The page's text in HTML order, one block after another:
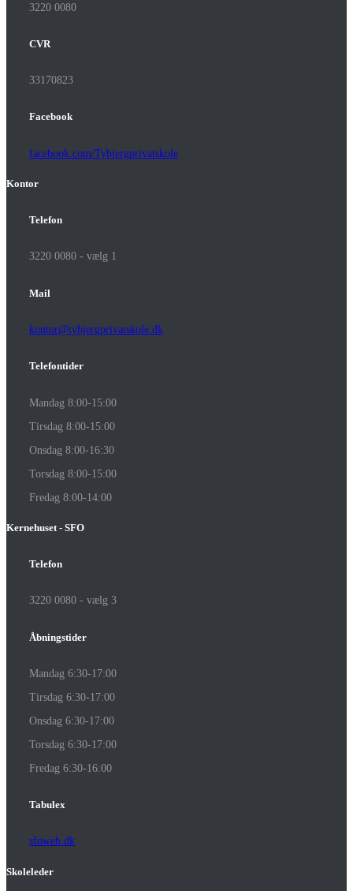
3220 0080
CVR
33170823
Facebook
facebook.com/Tybjergprivatskole
Kontor
Telefon
3220 0080 - vælg 1
Mail
kontor@tybjergprivatskole.dk
Telefontider
Mandag 8:00-15:00
Tirsdag 8:00-15:00
Onsdag 8:00-16:30
Torsdag 8:00-15:00
Fredag 8:00-14:00
Kernehuset - SFO
Telefon
3220 0080 - vælg 3
Åbningstider
Mandag 6:30-17:00
Tirsdag 6:30-17:00
Onsdag 6:30-17:00
Torsdag 6:30-17:00
Fredag 6:30-16:00
Tabulex
sfoweb.dk
Skoleleder